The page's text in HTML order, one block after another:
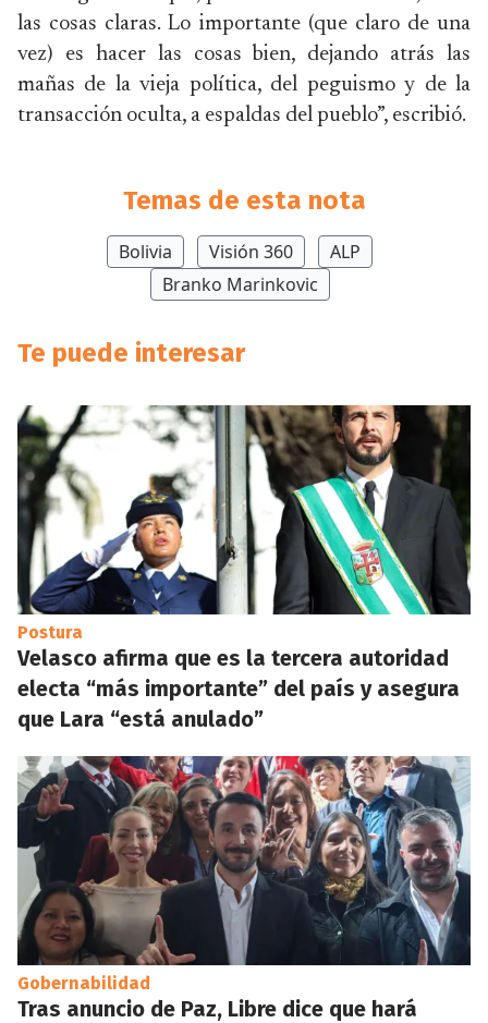
las cosas claras. Lo importante (que claro de una
vez) es hacer las cosas bien, dejando atrás las
mañas de la vieja política, del peguismo y de la
transacción oculta, a espaldas del pueblo”, escribió.
Temas de esta nota
Bolivia Visión 360
ALP
Branko Marinkovic
Te puede interesar
Postura
Velasco afirma que es la tercera autoridad
electa “más importante” del país y asegura
que Lara “está anulado”
Gobernabilidad
Tras anuncio de Paz, Libre dice que hará